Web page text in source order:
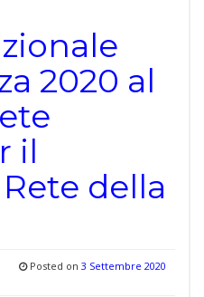
2020 al
il
della
Posted on 3 Settembre 2020